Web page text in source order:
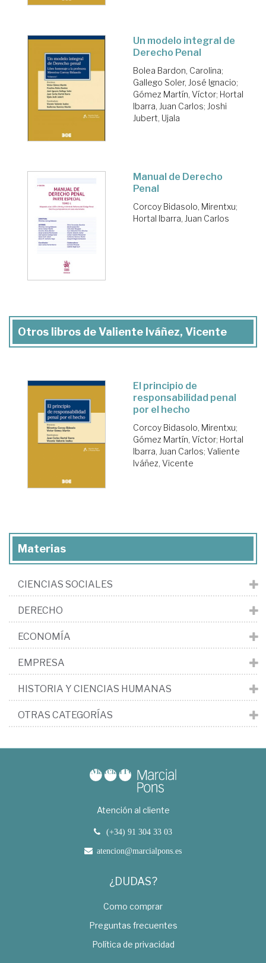
Un modelo integral de
Derecho Penal
Bolea Bardon, Carolina;
Gallego Soler, José Ignacio;
Gómez Martín, Víctor; Hortal
Ibarra, Juan Carlos; Joshi
Jubert, Ujala
Manual de Derecho
Penal
Corcoy Bidasolo, Mirentxu;
Hortal Ibarra, Juan Carlos
Otros libros de Valiente Iváñez, Vicente
El principio de
responsabilidad penal
por el hecho
Corcoy Bidasolo, Mirentxu;
Gómez Martín, Víctor; Hortal
Ibarra, Juan Carlos; Valiente
Iváñez, Vicente
Materias
CIENCIAS SOCIALES
DERECHO
ECONOMÍA
EMPRESA
HISTORIA Y CIENCIAS HUMANAS
OTRAS CATEGORÍAS
Atención al cliente
(+34) 91 304 33 03
atencion@marcialpons.es
¿DUDAS?
Como comprar
Preguntas frecuentes
Política de privacidad